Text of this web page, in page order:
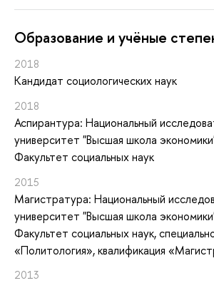
Oбразование и учёные
2018
Кандидат социологических наук
2018
Аспирантура: Национальный
университет "Высшая школа
Факультет социальных наук
2015
Магистратура: Национальный
университет "Высшая школа
Факультет социальных наук,
«Политология», квалификация
2013